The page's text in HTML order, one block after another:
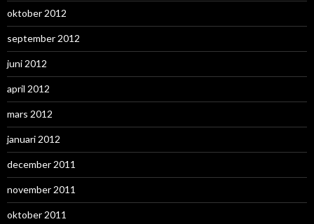
oktober 2012
september 2012
juni 2012
april 2012
mars 2012
januari 2012
december 2011
november 2011
oktober 2011